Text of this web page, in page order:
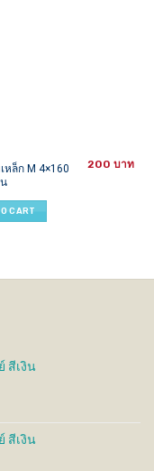
หล็ก M 4×160
200
CART
สีเงิน
สีเงิน